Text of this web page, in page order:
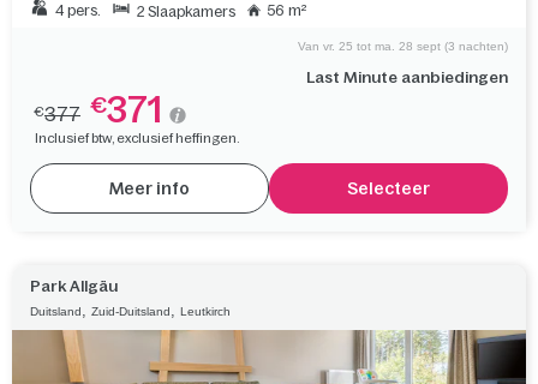
4 pers. 2 Slaapkamers 56 m²
Last Minute aanbiedingen
Van vr. 25 tot ma. 28 sept (3 nachten)
€377 €371
Inclusief btw, exclusief heffingen.
Meer info Selecteer
Park Allgäu
Duitsland Zuid-Duitsland Leutkirch